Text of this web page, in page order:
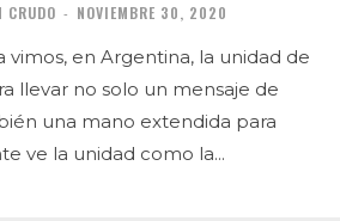
CRUDO - NOVIEMBRE 30, 2020
vimos, en Argentina, la unidad de
llevar no solo un mensaje de
una mano extendida para
gente ve la unidad como la...